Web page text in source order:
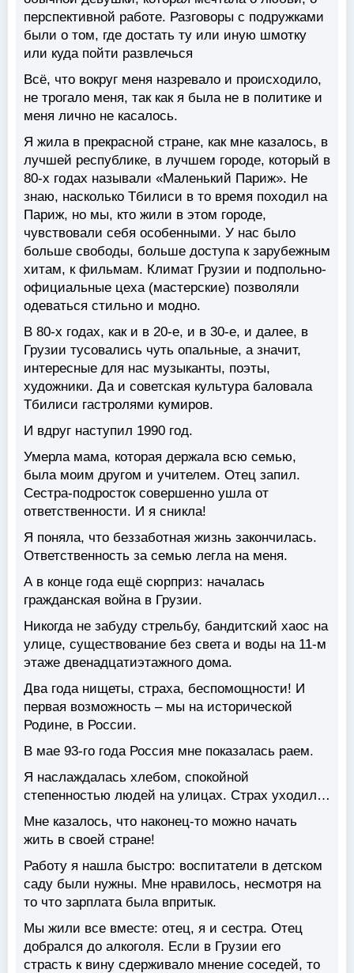
перспективной работе. Разговоры с подружками
были о том, где достать ту или иную шмотку
или куда пойти развлечься
Всё, что вокруг меня назревало и происходило,
не трогало меня, так как я была не в политике и
меня лично не касалось.
Я жила в прекрасной стране, как мне казалось, в
лучшей республике, в лучшем городе, который в
80-х годах называли «Маленький Париж». Не
знаю, насколько Тбилиси в то время походил на
Париж, но мы, кто жили в этом городе,
чувствовали себя особенными. У нас было
больше свободы, больше доступа к зарубежным
хитам, к фильмам. Климат Грузии и подпольно-
официальные цеха (мастерские) позволяли
одеваться стильно и модно.
В 80-х годах, как и в 20-е, и в 30-е, и далее, в
Грузии тусовались чуть опальные, а значит,
интересные для нас музыканты, поэты,
художники. Да и советская культура баловала
Тбилиси гастролями кумиров.
И вдруг наступил 1990 год.
Умерла мама, которая держала всю семью,
была моим другом и учителем. Отец запил.
Сестра-подросток совершенно ушла от
ответственности. И я сникла!
Я поняла, что беззаботная жизнь закончилась.
Ответственность за семью легла на меня.
А в конце года ещё сюрприз: началась
гражданская война в Грузии.
Никогда не забуду стрельбу, бандитский хаос на
улице, существование без света и воды на 11-м
этаже двенадцатиэтажного дома.
Два года нищеты, страха, беспомощности! И
первая возможность – мы на исторической
Родине, в России.
В мае 93-го года Россия мне показалась раем.
Я наслаждалась хлебом, спокойной
степенностью людей на улицах. Страх уходил…
Мне казалось, что наконец-то можно начать
жить в своей стране!
Работу я нашла быстро: воспитатели в детском
саду были нужны. Мне нравилось, несмотря на
то что зарплата была впритык.
Мы жили все вместе: отец, я и сестра. Отец
добрался до алкоголя. Если в Грузии его
страсть к вину сдерживало мнение соседей, то